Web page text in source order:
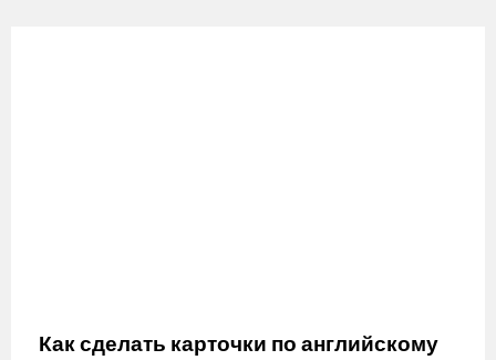
Как сделать карточки по английскому